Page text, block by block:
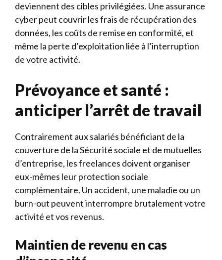
deviennent des cibles privilégiées. Une assurance
cyber peut couvrir les frais de récupération des
données, les coûts de remise en conformité, et
même la perte d’exploitation liée à l’interruption
de votre activité.
Prévoyance et santé :
anticiper l’arrêt de travail
Contrairement aux salariés bénéficiant de la
couverture de la Sécurité sociale et de mutuelles
d’entreprise, les freelances doivent organiser
eux-mêmes leur protection sociale
complémentaire. Un accident, une maladie ou un
burn-out peuvent interrompre brutalement votre
activité et vos revenus.
Maintien de revenu en cas